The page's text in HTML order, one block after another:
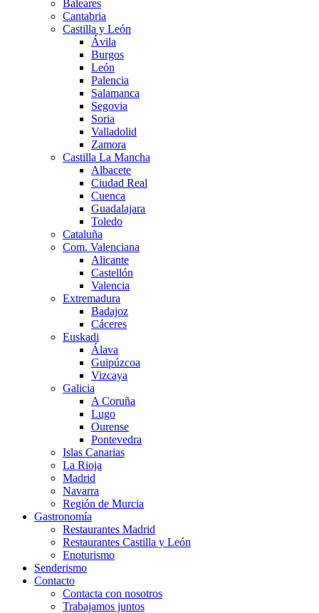
Baleares
Cantabria
Castilla y León
Ávila
Burgos
León
Palencia
Salamanca
Segovia
Soria
Valladolid
Zamora
Castilla La Mancha
Albacete
Ciudad Real
Cuenca
Guadalajara
Toledo
Cataluña
Com. Valenciana
Alicante
Castellón
Valencia
Extremadura
Badajoz
Cáceres
Euskadi
Álava
Guipúzcoa
Vizcaya
Galicia
A Coruña
Lugo
Ourense
Pontevedra
Islas Canarias
La Rioja
Madrid
Navarra
Región de Murcia
Gastronomía
Restaurantes Madrid
Restaurantes Castilla y León
Enoturismo
Senderismo
Contacto
Contacta con nosotros
Trabajamos juntos